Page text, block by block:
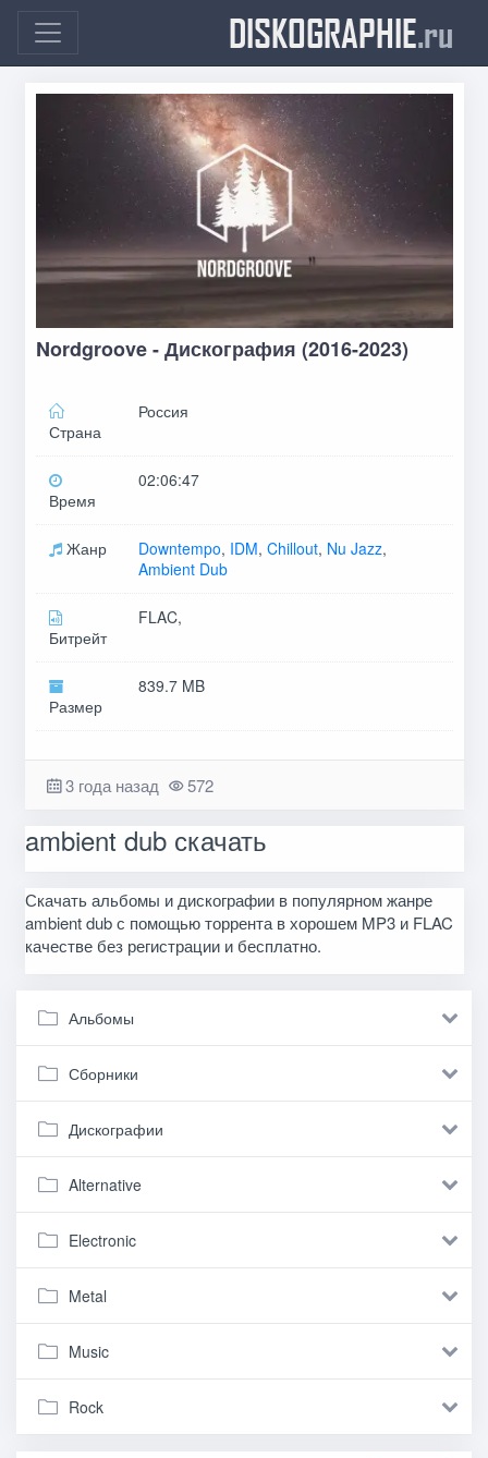
DISKOGRAPHIE.ru
Nordgroove - Дискография (2016-2023)
Страна
Россия
Время
02:06:47
Жанр Downtempo, IDM, Chillout, Nu Jazz,
Ambient Dub
Битрейт
FLAC,
Размер
839.7 MB
3 года назад 572
ambient dub скачать
Скачать альбомы и дискографии в популярном жанре
ambient dub с помощью торрента в хорошем MP3 и FLAC
качестве без регистрации и бесплатно.
Альбомы
Сборники
Дискографии
Alternative
Electronic
Metal
Music
Rock